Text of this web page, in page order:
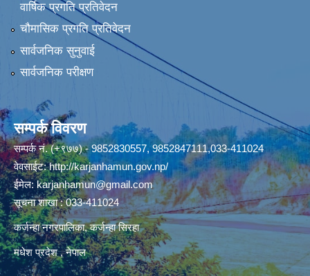
वार्षिक प्रगति प्रतिवेदन
चौमासिक प्रगति प्रतिवेदन
सार्वजनिक सुनुवाई
सार्वजनिक परीक्षण
सम्पर्क विवरण
सम्पर्क नं. (+९७७) - 9852830557, 9852847111,033-411024
वेवसाईट:http://karjanhamun.gov.np/
ईमेल:karjanhamun@gmail.com
सूचना शाखा : 033-411024
कर्जन्हा नगरपालिका, कर्जन्हा सिरहा
मधेश प्रदेश , नेपाल